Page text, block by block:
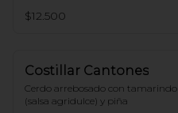
$12.500
Costillar Cantones
Cerdo arrebosado con tamarindo
(salsa agridulce) y piña